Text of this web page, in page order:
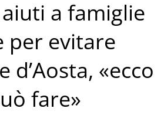
a famiglie
per evitare
d’Aosta, «ecco
fare»